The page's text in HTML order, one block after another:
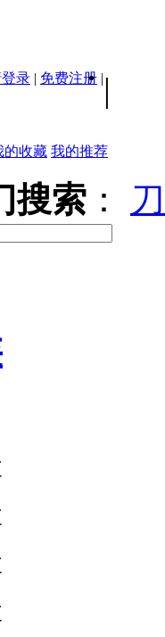
录 | 免费注册 | |
的收藏 我的推荐
搜索 ：